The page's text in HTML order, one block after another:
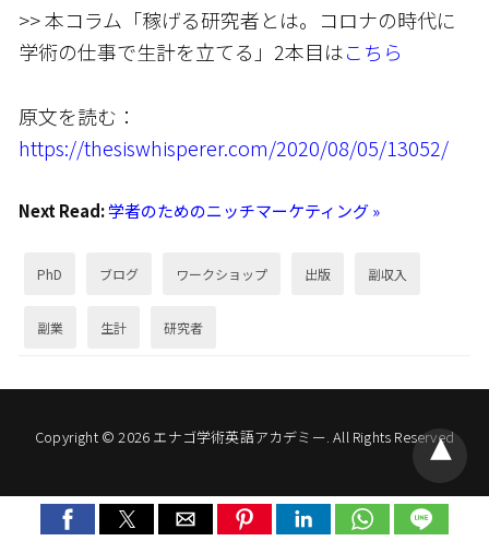
>> 本コラム「稼げる研究者とは。コロナの時代に
学術の仕事で生計を立てる」2本目はこちら
原文を読む：
https://thesiswhisperer.com/2020/08/05/13052/
Next Read:学者のためのニッチマーケティング »
PhD ブログ ワークショップ 出版 副収入
副業 生計 研究者
Copyright © 2026 エナゴ学術英語アカデミー. All Rights Reserved